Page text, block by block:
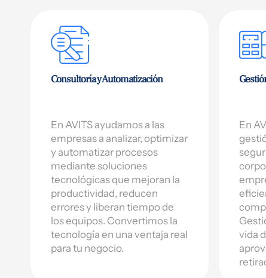
Consultoría y Automatización
En AVITS ayudamos a las
empresas a analizar, optimizar
y automatizar procesos
mediante soluciones
tecnológicas que mejoran la
productividad, reducen
errores y liberan tiempo de
los equipos. Convertimos la
tecnología en una ventaja real
para tu negocio.
En
vida